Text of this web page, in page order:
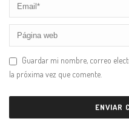
Guardar mi nombre, correo
la próxima vez que comente.